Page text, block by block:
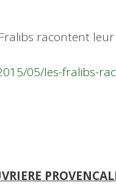
racontent
05/les-fralibs-